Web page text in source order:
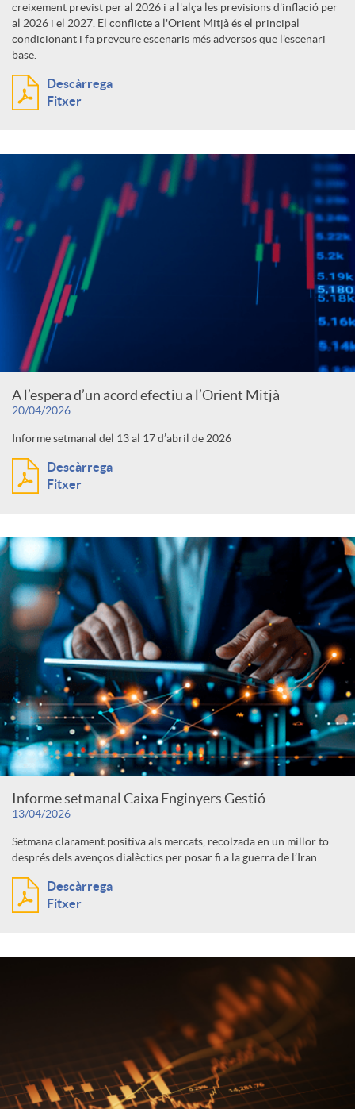
creixement previst per al 2026 i a l'alça les previsions d'inflació per
al 2026 i el 2027. El conflicte a l'Orient Mitjà és el principal
condicionant i fa preveure escenaris més adversos que l'escenari
base.
Descàrrega
Fitxer
A l’espera d’un acord efectiu a l’Orient Mitjà
20/04/2026
Informe setmanal del 13 al 17 d’abril de 2026
Descàrrega
Fitxer
Informe setmanal Caixa Enginyers Gestió
13/04/2026
Setmana clarament positiva als mercats, recolzada en un millor to
després dels avenços dialèctics per posar fi a la guerra de l’Iran.
Descàrrega
Fitxer